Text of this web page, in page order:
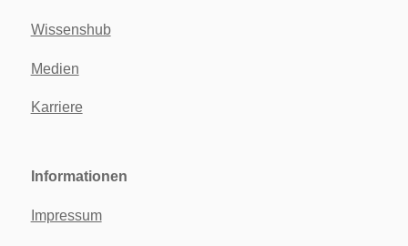
Wissenshub
Medien
Karriere
Informationen
Impressum